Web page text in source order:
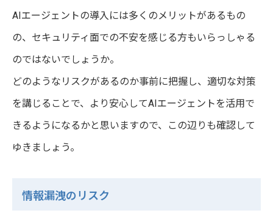
AIエージェントの導入には多くのメリットがあるもの
の、セキュリティ面での不安を感じる方もいらっしゃる
のではないでしょうか。
どのようなリスクがあるのか事前に把握し、適切な対策
を講じることで、より安心してAIエージェントを活用で
きるようになるかと思いますので、この辺りも確認して
ゆきましょう。
情報漏洩のリスク